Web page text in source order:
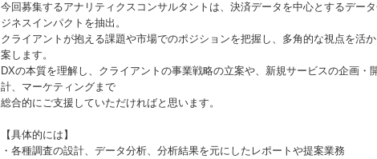
今回募集するアナリティクスコンサルタントは、決済データを中心とするデー
ジネスインパクトを抽出。
クライアントが抱える課題や市場でのポジションを把握し、多角的な視点を活
案します。
DXの本質を理解し、クライアントの事業戦略の立案や、新規サービスの企画・
計、マーケティングまで
総合的にご支援していただければと思います。
【具体的には】
・各種調査の設計、データ分析、分析結果を元にしたレポートや提案業務